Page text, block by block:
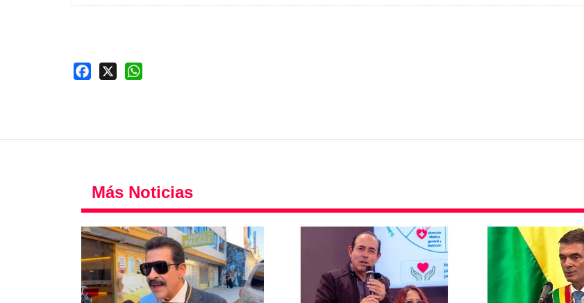
Facebook
Más Noticias